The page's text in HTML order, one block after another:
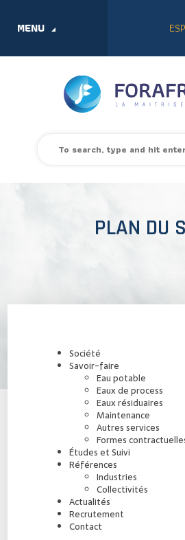
MENU
PLAN DU
Société
Savoir-faire
Eau potable
Eaux de process
Eaux résiduaires
Maintenance
Autres services
Formes
Études et Suivi
Références
Industries
Collectivités
Actualités
Recrutement
Contact